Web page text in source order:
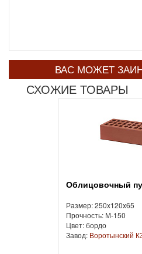
ВАС МОЖЕТ
СХОЖИЕ ТОВАРЫ
Облицовочный
Размер: 250x120x65
Прочность: М-150
Цвет: бордо
Завод: Воротынский